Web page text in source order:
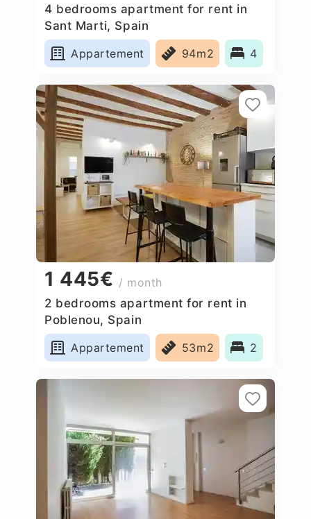
4 bedrooms apartment for rent in
Sant Marti, Spain
Appartement
94m2 4
1 445€ / month
2 bedrooms apartment for rent in
Poblenou, Spain
Appartement
53m2 2